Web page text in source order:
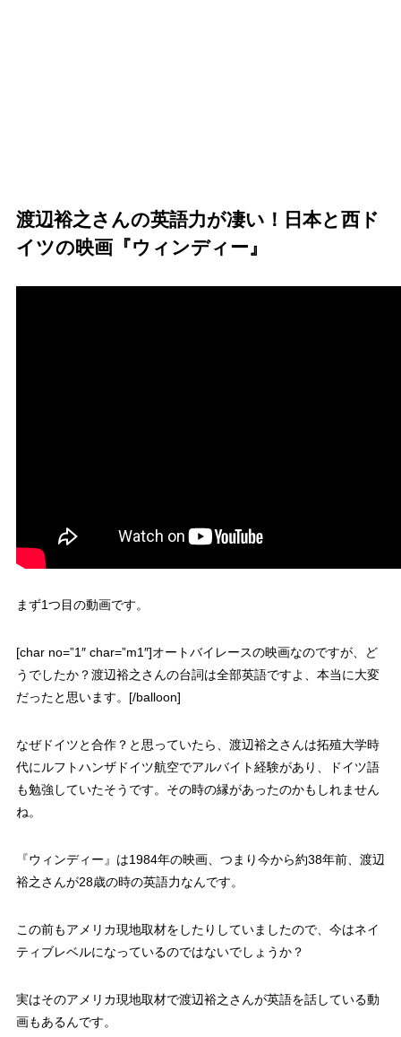
渡辺裕之さんの英語力が凄い！日本と西ド
イツの映画『ウィンディー』
まず1つ目の動画です。
[char no=”1″ char=”m1″]オートバイレースの映画なのですが、ど
うでしたか？渡辺裕之さんの台詞は全部英語ですよ、本当に大変
だったと思います。[/balloon]
なぜドイツと合作？と思っていたら、渡辺裕之さんは拓殖大学時
代にルフトハンザドイツ航空でアルバイト経験があり、ドイツ語
も勉強していたそうです。その時の縁があったのかもしれません
ね。
『ウィンディー』は1984年の映画、つまり今から約38年前、渡辺
裕之さんが28歳の時の英語力なんです。
この前もアメリカ現地取材をしたりしていましたので、 今はネイ
ティブレベルになっているのではないでしょうか？
実はそのアメリカ現地取材で渡辺裕之さんが英語を話している動
画もあるんです。